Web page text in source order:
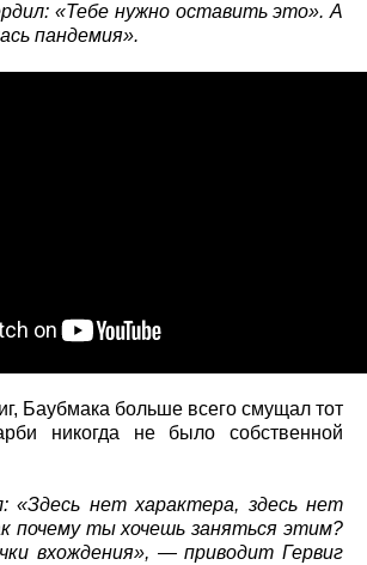
«Тебе нужно оставить это». А
пандемия».
Баубмака больше всего смущал тот
никогда не было собственной
«Здесь нет характера, здесь нет
почему ты хочешь заняться этим?
вхождения», — приводит Гервиг